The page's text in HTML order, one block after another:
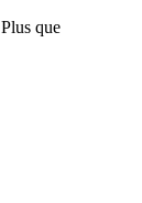
Plus que